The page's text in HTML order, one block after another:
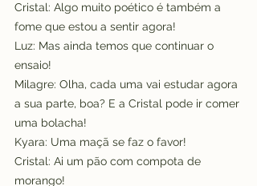
Cristal: Algo muito poético é também a
fome que estou a sentir agora!
Luz: Mas ainda temos que continuar o
ensaio!
Milagre: Olha, cada uma vai estudar agora
a sua parte, boa? E a Cristal pode ir comer
uma bolacha!
Kyara: Uma maçã se faz o favor!
Cristal: Ai um pão com compota de
morango!